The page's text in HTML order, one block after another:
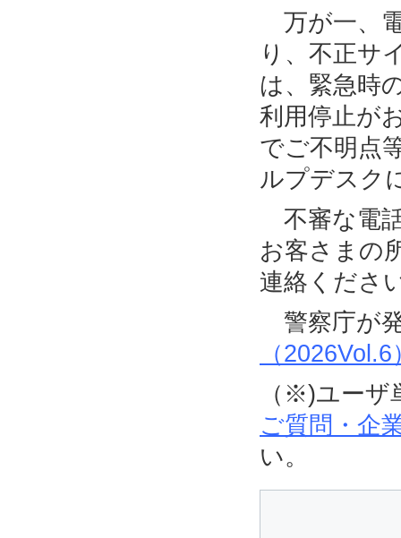
万が一、
り、不正サ
は、緊急時
利用停止が
でご不明点
ルプデスク
不審な電
お客さまの
連絡くださ
警察庁が
（2026Vol.6
（※)ユーザ
ご質問・企
い。